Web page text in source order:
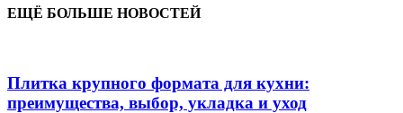
ЕЩЁ БОЛЬШЕ НОВОСТЕЙ
Плитка крупного формата для кухни:
преимущества, выбор, укладка и уход